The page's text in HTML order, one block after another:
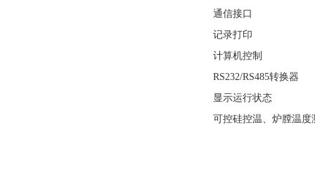
通信接口
记录打印
计算机控制
RS232/RS485转换器
显示运行状态
可控硅控温、炉膛温度